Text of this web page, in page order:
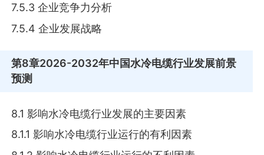
7.5.3 企业竞争力分析
7.5.4 企业发展战略
第8章2026-2032年中国水冷电缆行业发展前景
预测
8.1 影响水冷电缆行业发展的主要因素
8.1.1 影响水冷电缆行业运行的有利因素